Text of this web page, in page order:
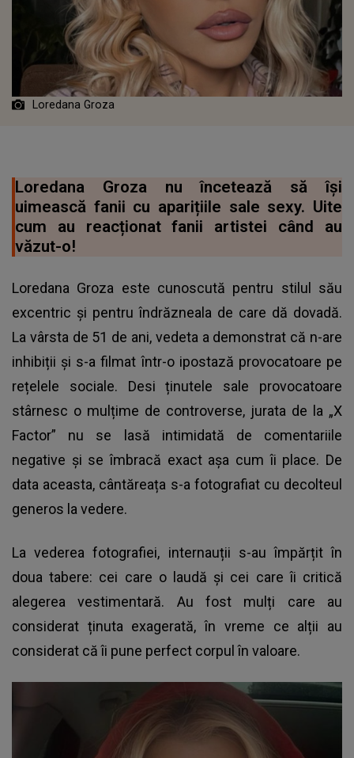
Loredana Groza
Loredana Groza nu încetează să își
uimească fanii cu aparițiile sale sexy. Uite
cum au reacționat fanii artistei când au
văzut-o!
Loredana Groza este cunoscută pentru stilul său
excentric și pentru îndrăzneala de care dă dovadă.
La vârsta de 51 de ani, vedeta a demonstrat că n-are
inhibiții și s-a filmat într-o ipostază provocatoare pe
rețelele sociale. Desi ținutele sale provocatoare
stârnesc o mulțime de controverse, jurata de la „X
Factor” nu se lasă intimidată de comentariile
negative și se îmbracă exact așa cum îi place. De
data aceasta, cântăreața s-a fotografiat cu decolteul
generos la vedere.
La vederea fotografiei, internauții s-au împărțit în
doua tabere: cei care o laudă și cei care îi critică
alegerea vestimentară. Au fost mulți care au
considerat ținuta exagerată, în vreme ce alții au
considerat că îi pune perfect corpul în valoare.